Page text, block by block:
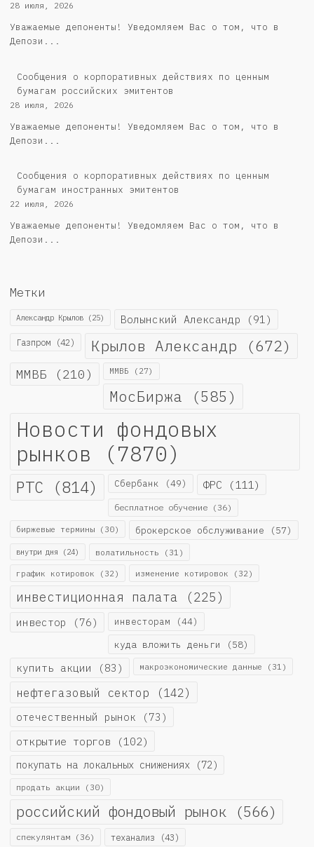
28 июля, 2026
Уважаемые депоненты! Уведомляем Вас о том, что в
Депози...
Cообщения о корпоративных действиях по ценным
бумагам российских эмитентов
28 июля, 2026
Уважаемые депоненты! Уведомляем Вас о том, что в
Депози...
Сообщения о корпоративных действиях по ценным
бумагам иностранных эмитентов
22 июля, 2026
Уважаемые депоненты! Уведомляем Вас о том, что в
Депози...
Метки
Александр Крылов (25) Волынский Александр (91)
Газпром (42) Крылов Александр (672)
ММВБ (210) ММВБ (27)
МосБиржа (585)
Новости фондовых
рынков (7870)
РТС (814) Сбербанк (49) ФРС (111)
бесплатное обучение (36)
биржевые термины (30) брокерское обслуживание (57)
внутри дня (24) волатильность (31)
график котировок (32) изменение котировок (32)
инвестиционная палата (225)
инвестор (76) инвесторам (44)
куда вложить деньги (58)
купить акции (83) макроэкономические данные (31)
нефтегазовый сектор (142)
отечественный рынок (73)
открытие торгов (102)
покупать на локальных снижениях (72)
продать акции (30)
российский фондовый рынок (566)
спекулянтам (36) теханализ (43)